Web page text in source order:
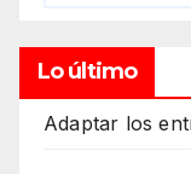
Lo último
Adaptar los